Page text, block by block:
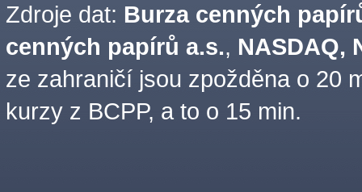
Zdroje dat: Burza cenných
cenných papírů a.s., NASDAQ,
ze zahraničí jsou zpožděna o 20
kurzy z BCPP, a to o 15 min.